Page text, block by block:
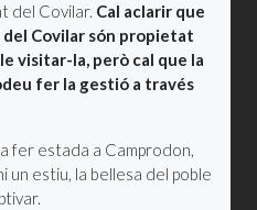
del Covilar. Cal aclarir que
Covilar són propietat
visitar-la, però cal que la
fer la gestió a través
fer estada a Camprodon,
un estiu, la bellesa del poble